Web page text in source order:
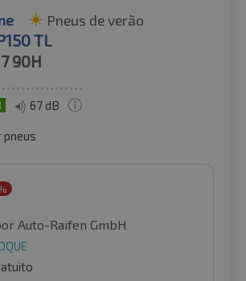
Pneus de verão
TL
90H
67 dB
pneus
Auto-Raifen GmbH